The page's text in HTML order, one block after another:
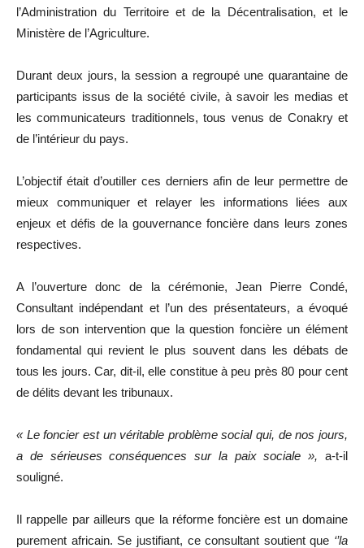
l’Administration du Territoire et de la Décentralisation, et le
Ministère de l’Agriculture.
Durant deux jours, la session a regroupé une quarantaine de
participants issus de la société civile, à savoir les medias et
les communicateurs traditionnels, tous venus de Conakry et
de l’intérieur du pays.
L’objectif était d’outiller ces derniers afin de leur permettre de
mieux communiquer et relayer les informations liées aux
enjeux et défis de la gouvernance foncière dans leurs zones
respectives.
A l’ouverture donc de la cérémonie, Jean Pierre Condé,
Consultant indépendant et l’un des présentateurs, a évoqué
lors de son intervention que la question foncière un élément
fondamental qui revient le plus souvent dans les débats de
tous les jours. Car, dit-il, elle constitue à peu près 80 pour cent
de délits devant les tribunaux.
« Le foncier est un véritable problème social qui, de nos jours,
a de sérieuses conséquences sur la paix sociale », a-t-il
souligné.
Il rappelle par ailleurs que la réforme foncière est un domaine
purement africain. Se justifiant, ce consultant soutient que ‘’la